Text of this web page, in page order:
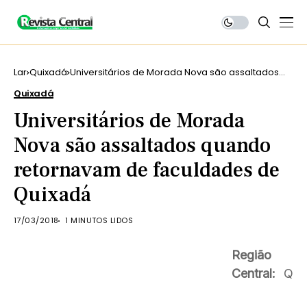
Lar Quixadá Universitários de Morada Nova são assaltados
Quixadá
Universitários de Morada
Nova são assaltados quando
retornavam de faculdades de
Quixadá
17/03/2018 1 MINUTOS LIDOS
Região
Central: Q